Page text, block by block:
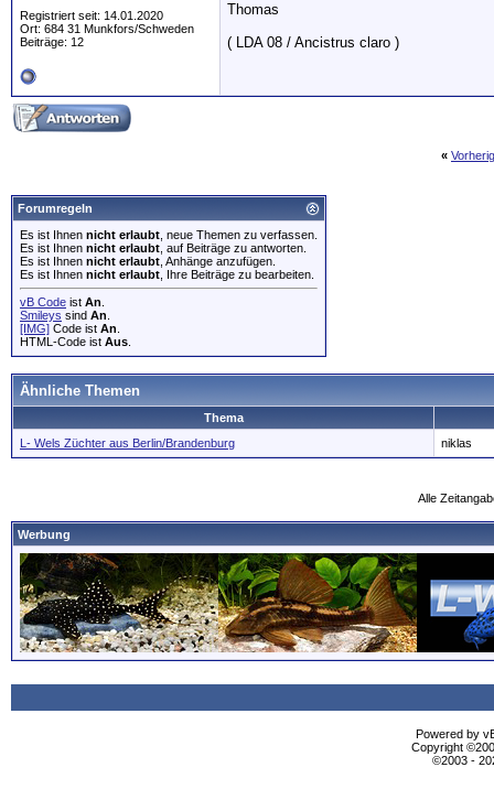
Registriert seit: 14.01.2020
Ort: 684 31 Munkfors/Schweden
Beiträge: 12
Thomas
( LDA 08 / Ancistrus claro )
«
Forumregeln
Es ist Ihnen nicht erlaubt , neue Themen zu verfassen.
Es ist Ihnen nicht erlaubt , auf Beiträge zu antworten.
Es ist Ihnen nicht erlaubt , Anhänge anzufügen.
Es ist Ihnen nicht erlaubt , Ihre Beiträge zu bearbeiten.
vB Code ist An
Smileys sind An
[IMG] Code ist An
HTML-Code ist Aus
Ähnliche Themen
Thema
L- Wels Züchter aus Berlin/Brandenburg
niklas
Alle
Werbung
Powered by
Copyright
©2003 -